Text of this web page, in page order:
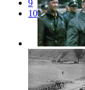
9
10